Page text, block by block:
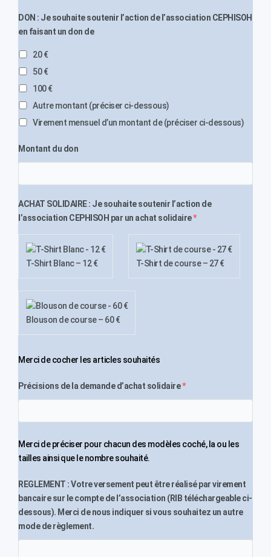
DON : Je souhaite soutenir l’action de l’association CEPHISOH
en faisant un don de
20 €
50 €
100 €
Autre montant (préciser ci-dessous)
Virement mensuel d’un montant de (préciser ci-dessous)
Montant du don
ACHAT SOLIDAIRE : Je souhaite soutenir l’action de
l’association CEPHISOH par un achat solidaire*
T-Shirt Blanc – 12 € T-Shirt de course – 27 €
Blouson de course – 60 €
Merci de cocher les articles souhaités
Précisions de la demande d’achat solidaire*
Merci de préciser pour chacun des modèles coché, la ou les
tailles ainsi que le nombre souhaité.
REGLEMENT : Votre versement peut être réalisé par virement
bancaire sur le compte de l’association (RIB téléchargeable ci-
dessous). Merci de nous indiquer si vous souhaitez un autre
mode de règlement.